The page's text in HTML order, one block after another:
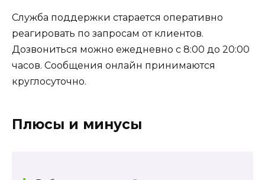
Служба поддержки старается оперативно
реагировать по запросам от клиентов.
Дозвониться можно ежедневно с 8:00 до 20:00
часов. Сообщения онлайн принимаются
круглосуточно.
Плюсы и минусы